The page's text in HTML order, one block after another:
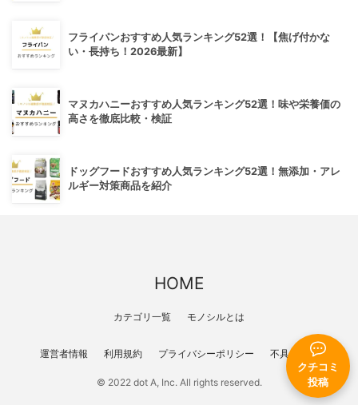
クチコミ
投稿
フライパンおすすめ人気ランキング52選！【焦げ付かな
い・長持ち！2026最新】
マヌカハニーおすすめ人気ランキング52選！味や栄養価の
高さを徹底比較・検証
ドッグフードおすすめ人気ランキング52選！無添加・アレ
ルギー対策商品を紹介
HOME
カテゴリ一覧 モノシルとは
運営者情報 利用規約 プライバシーポリシー 不具合報告
© 2022 dot A, Inc. All rights reserved.